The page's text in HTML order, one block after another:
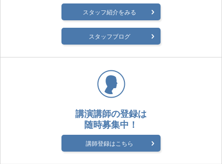
スタッフ紹介をみる
スタッフブログ
講演講師の登録は
随時募集中！
講師登録はこちら